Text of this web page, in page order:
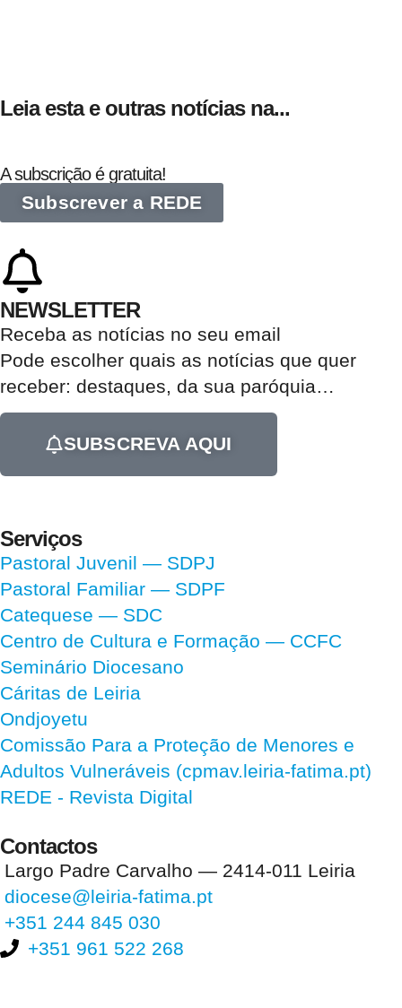
Leia esta e outras notícias na...
A subscrição é gratuita!
Subscrever a REDE
NEWSLETTER
Receba as notícias no seu email​
Pode escolher quais as notícias que quer
receber: destaques, da sua paróquia…
SUBSCREVA AQUI
Serviços
Pastoral Juvenil — SDPJ
Pastoral Familiar — SDPF
Catequese — SDC
Centro de Cultura e Formação — CCFC
Seminário Diocesano
Cáritas de Leiria
Ondjoyetu
Comissão Para a Proteção de Menores e
Adultos Vulneráveis (cpmav.leiria-fatima.pt)
REDE - Revista Digital
Contactos
Largo Padre Carvalho — 2414-011 Leiria
diocese@leiria-fatima.pt
+351 244 845 030
+351 961 522 268